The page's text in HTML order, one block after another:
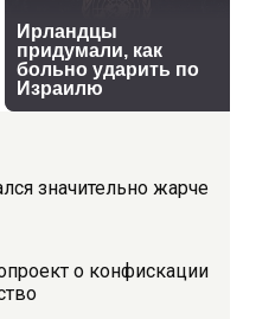
значительно жарче
о конфискации